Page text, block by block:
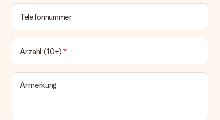
Telefonnummer
Anzahl (10+)
Anmerkung